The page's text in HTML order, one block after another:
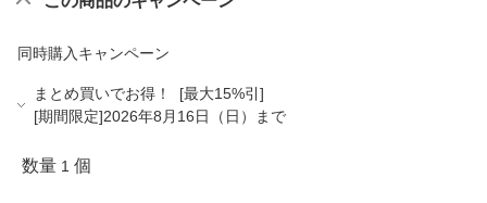
同時購入キャンペーン
まとめ買いでお得！ [最大15%引]
[期間限定]2026年8月16日（日）まで
数量 1 個